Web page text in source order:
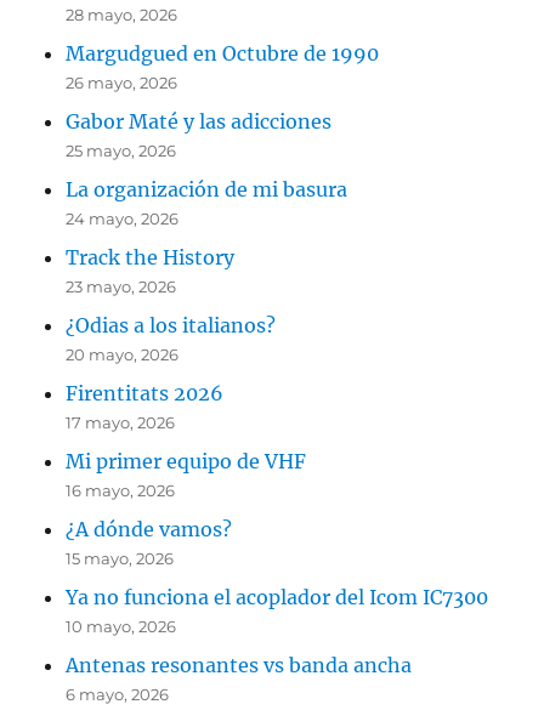
28 mayo, 2026
Margudgued en Octubre de 1990
26 mayo, 2026
Gabor Maté y las adicciones
25 mayo, 2026
La organización de mi basura
24 mayo, 2026
Track the History
23 mayo, 2026
¿Odias a los italianos?
20 mayo, 2026
Firentitats 2026
17 mayo, 2026
Mi primer equipo de VHF
16 mayo, 2026
¿A dónde vamos?
15 mayo, 2026
Ya no funciona el acoplador del Icom IC7300
10 mayo, 2026
Antenas resonantes vs banda ancha
6 mayo, 2026